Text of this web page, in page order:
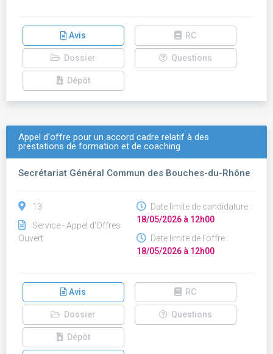
Avis RC
Dossier Questions
Dépôt
Appel d'offre pour un accord cadre relatif à des
prestations de formation et de coaching
Secrétariat Général Commun des Bouches-du-Rhône
13
Service - Appel d'Offres
Ouvert
Date limite de candidature :
18/05/2026 à 12h00
Date limite de l'offre :
18/05/2026 à 12h00
Avis RC
Dossier Questions
Dépôt